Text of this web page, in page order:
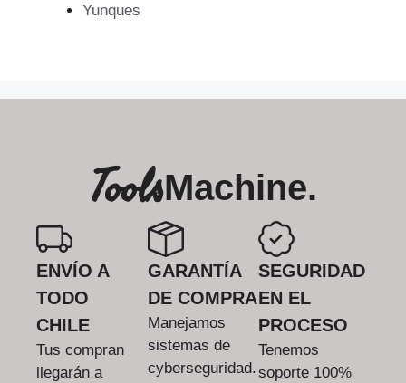
Yunques
ToolsMachine.
ENVÍO A
TODO
CHILE
Tus compran
llegarán a
GARANTÍA
DE COMPRA
Manejamos
sistemas de
cyberseguridad.
SEGURIDAD
EN EL
PROCESO
Tenemos
soporte 100%